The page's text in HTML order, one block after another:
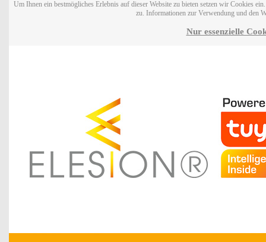
Um Ihnen ein bestmögliches Erlebnis auf dieser Website zu bieten setzen wir Cookies
zu. Informationen zur Verwendung und den
Nur essenzielle